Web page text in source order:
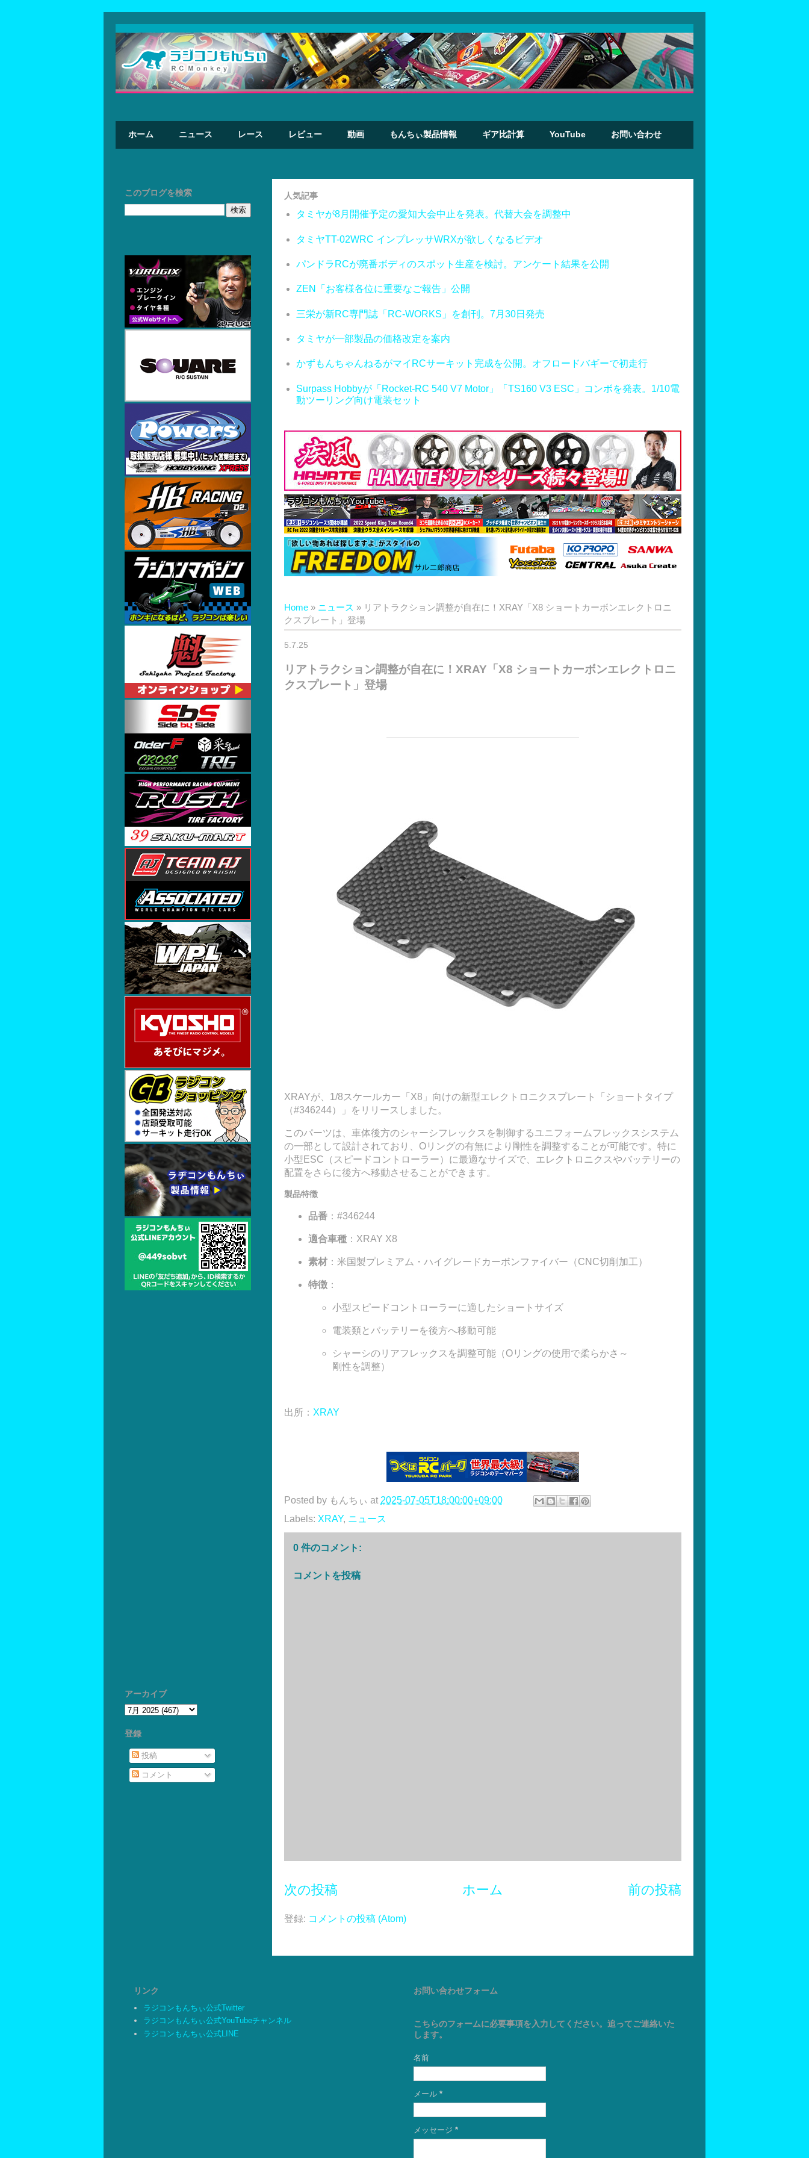
ホーム ニュース レース レビュー 動画 もんちぃ製品情報 ギア比計算 YouTube お問い合わせ
人気記事
タミヤが8月開催予定の愛知大会中止を発表。代替大会を調整中
タミヤTT-02WRC インプレッサWRXが欲しくなるビデオ
パンドラRCが廃番ボディのスポット生産を検討。アンケート結果を公開
ZEN「お客様各位に重要なご報告」公開
三栄が新RC専門誌「RC-WORKS」を創刊。7月30日発売
タミヤが一部製品の価格改定を案内
かずもんちゃんねるがマイRCサーキット完成を公開。オフロードバギーで初走行
Surpass Hobbyが「Rocket-RC 540 V7 Motor」「TS160 V3 ESC」コンボを発表。1/10電
動ツーリング向け電装セット
Home » ニュース » リアトラクション調整が自在に！XRAY「X8 ショートカーボンエレクトロニ
クスプレート」登場
5.7.25
リアトラクション調整が自在に！XRAY「X8 ショートカーボンエレクトロニ
クスプレート」登場
XRAYが、1/8スケールカー「X8」向けの新型エレクトロニクスプレート「 ショートタイプ
（#346244）
」をリリースしました。
このパーツは、車体後方のシャーシフレックスを制御するユニフォームフレックスシステム
の一部として設計されており、 Oリングの有無により剛性を調整することが可能です。特に
小型ESC（スピードコントローラー）に最適なサイズで、エレクトロニクスやバッテリーの
配置をさらに後方へ移動させることができます。
製品特徴
品番 ：#346244
適合車種 ：XRAY X8
素材 ：米国製プレミアム・ハイグレードカーボンファイバー（CNC切削加工）
特徴 ：
小型スピードコントローラーに適したショートサイズ
電装類とバッテリーを後方へ移動可能
シャーシのリアフレックスを調整可能（Oリングの使用で柔らかさ～
剛性を調整）
出所： XRAY
Posted by もんちぃ at 2025-07-05T18:00:00+09:00
Labels: XRAY, ニュース
0 件のコメント:
コメントを投稿
次の投稿 前の投稿
ホーム
登録: コメントの投稿 (Atom)
このブログを検索
アーカイブ
登録
投稿
コメント
リンク
ラジコンもんちぃ公式Twitter
ラジコンもんちぃ公式YouTubeチャンネル
ラジコンもんちぃ公式LINE
お問い合わせフォーム
こちらのフォームに必要事項を入力してください。追ってご連絡いた
します。
名前
メール *
メッセージ *